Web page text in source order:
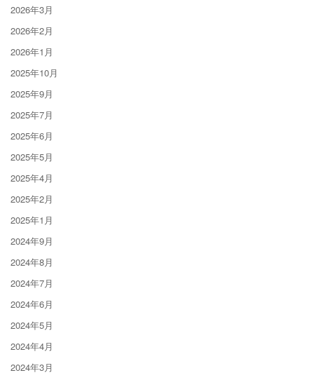
2026年3月
2026年2月
2026年1月
2025年10月
2025年9月
2025年7月
2025年6月
2025年5月
2025年4月
2025年2月
2025年1月
2024年9月
2024年8月
2024年7月
2024年6月
2024年5月
2024年4月
2024年3月